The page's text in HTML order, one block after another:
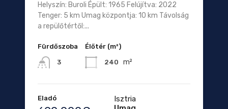
Helyszín: Buroli Épült: 1965 Felújítva: 2022
Tenger: 5 km Umag központja: 10 km Távolság
a repülőtértől:...
Fürdőszoba
3
Élőtér (m²)
240 m²
Eladó
Isztria